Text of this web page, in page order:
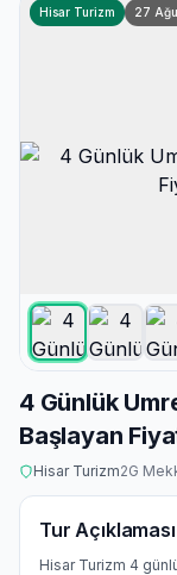
Hisar Turizm 27
4 Günlük
Başlayan
Hisar Turizm2G
Tur Açıklaması
Hisar Turizm 4